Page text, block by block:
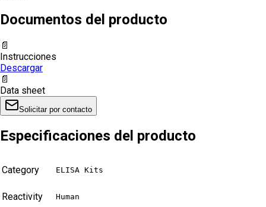
Documentos del producto
📄
Instrucciones
Descargar
📄
Data sheet
Solicitar por contacto
Especificaciones del producto
Category ELISA Kits
Reactivity Human